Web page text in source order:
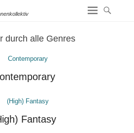
durch alle Genres
Fantasy